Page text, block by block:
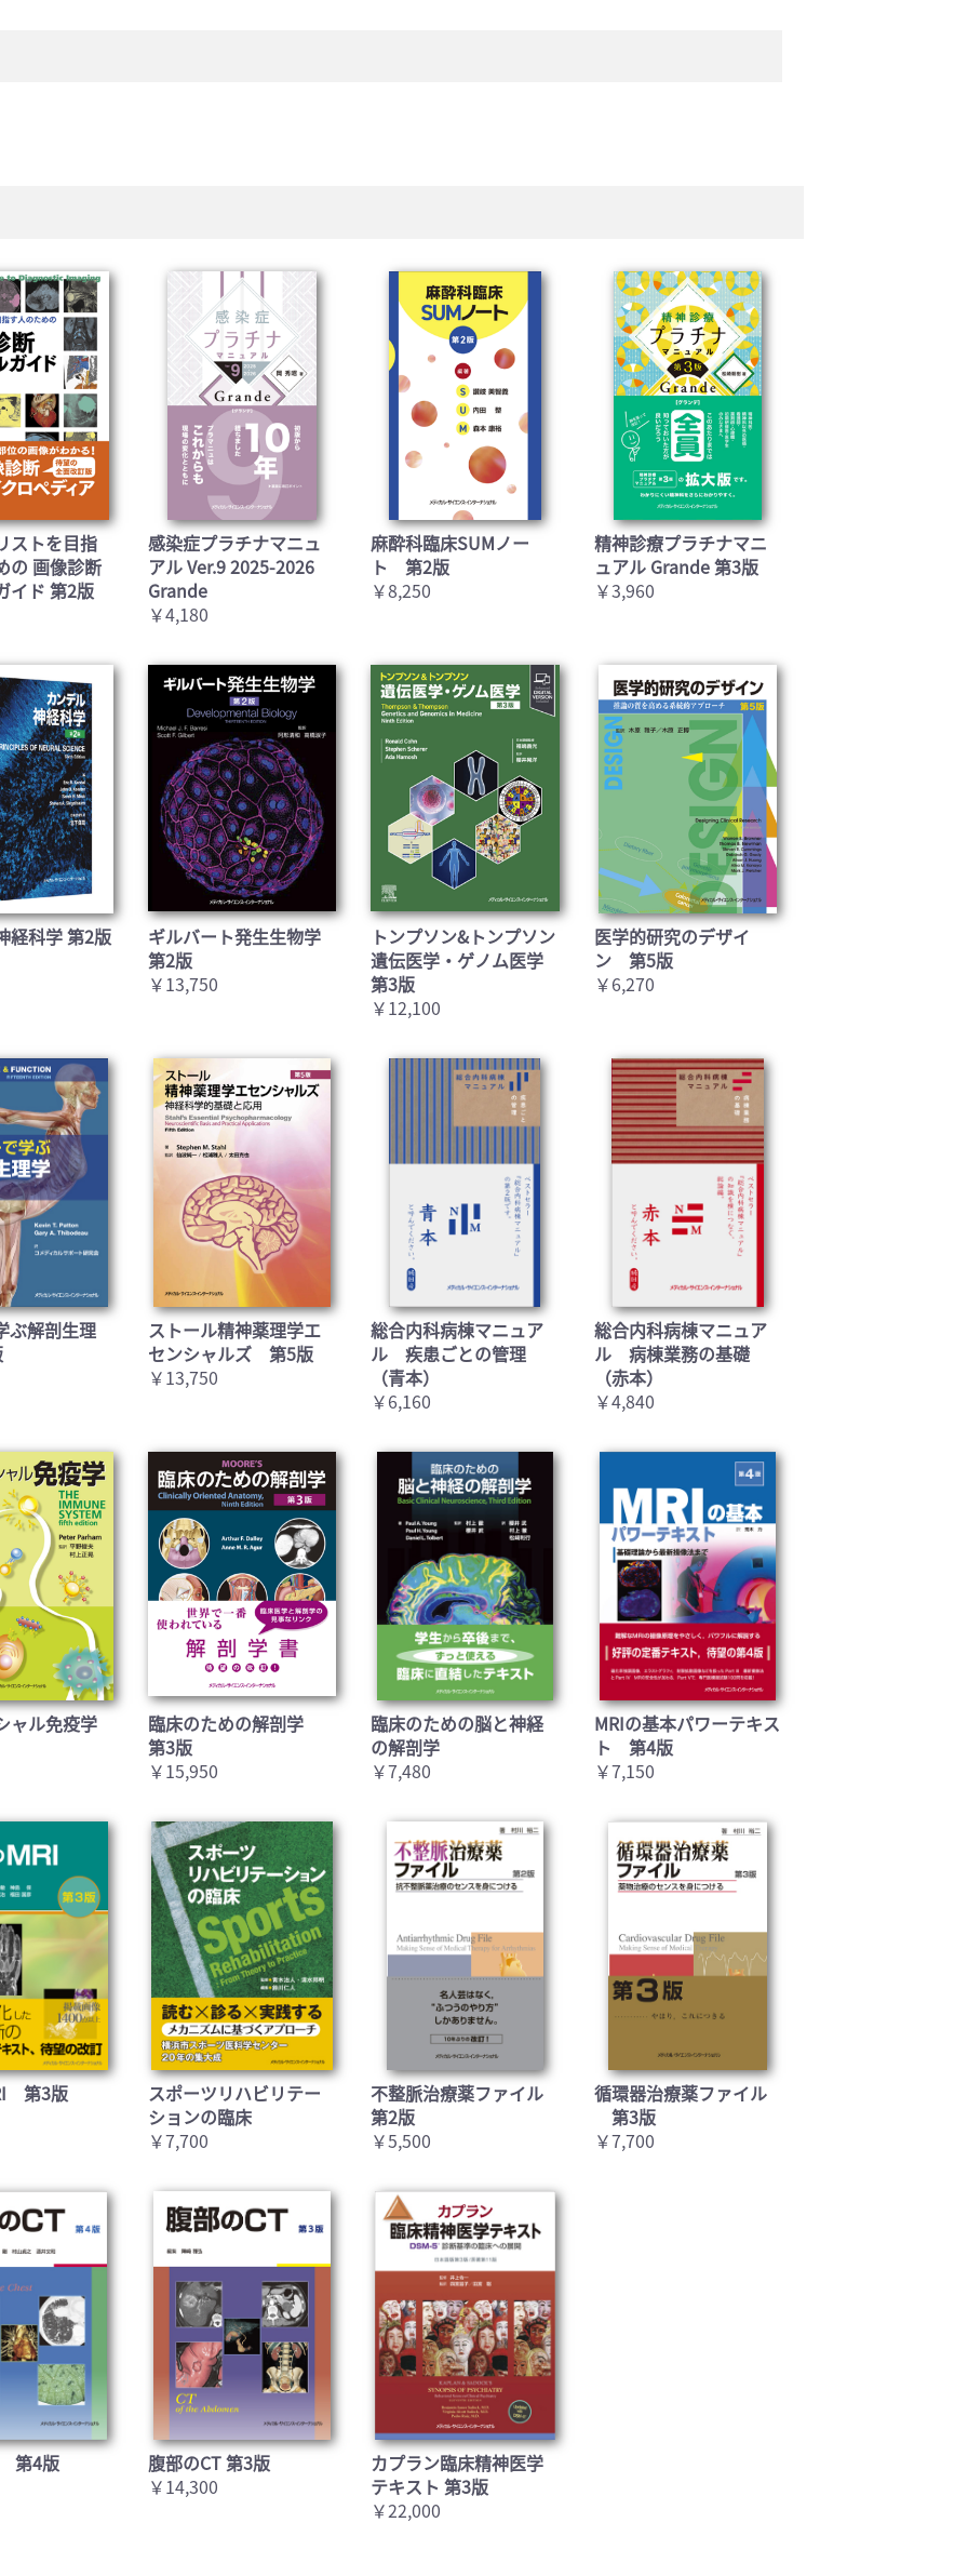
お買い物を続ける カートへ進む
ストを目指
の 画像診断
イド 第2版
感染症プラチナマニュ
アル Ver.9 2025-2026
Grande
￥4,180
麻酔科臨床SUMノー
ト 第2版
￥8,250
精神診療プラチナマニ
ュアル Grande 第3版
￥3,960
経科学 第2版
ギルバート発生生物学
第2版
￥13,750
トンプソン&トンプソン
遺伝医学・ゲノム医学
第3版
￥12,100
医学的研究のデザイ
ン 第5版
￥6,270
ぶ解剖生理
ストール精神薬理学エ
センシャルズ 第5版
￥13,750
総合内科病棟マニュア
ル 疾患ごとの管理
（青本）
￥6,160
総合内科病棟マニュア
ル 病棟業務の基礎
（赤本）
￥4,840
ャル免疫学
臨床のための解剖学
第3版
￥15,950
臨床のための脳と神経
の解剖学
￥7,480
MRIの基本パワーテキス
ト 第4版
￥7,150
第3版
スポーツリハビリテー
ションの臨床
￥7,700
不整脈治療薬ファイル
第2版
￥5,500
循環器治療薬ファイル
第3版
￥7,700
第4版
腹部のCT 第3版
￥14,300
カプラン臨床精神医学
テキスト 第3版
￥22,000